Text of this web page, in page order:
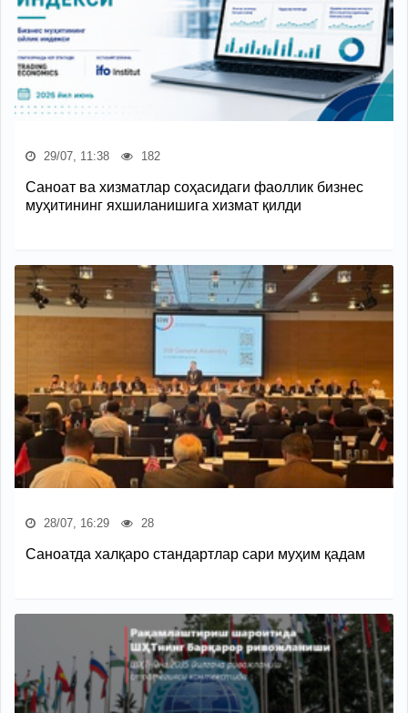
29/07, 11:38 182
Саноат ва хизматлар соҳасидаги фаоллик бизнес
муҳитининг яхшиланишига хизмат қилди
28/07, 16:29 28
Саноатда халқаро стандартлар сари муҳим қадам